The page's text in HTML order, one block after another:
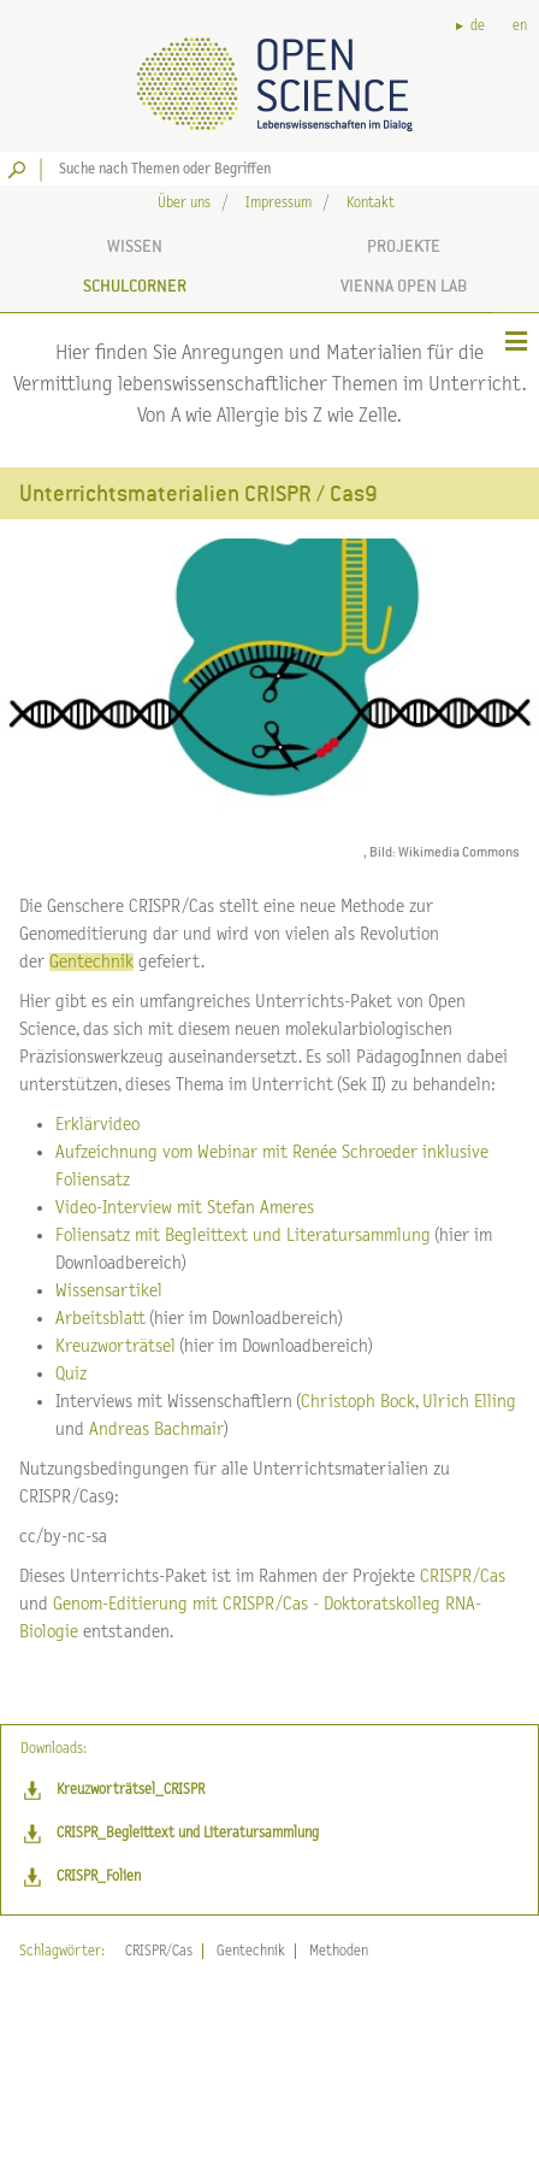
de en
Über uns Impressum Kontakt
WISSEN PROJEKTE
SCHULCORNER VIENNA OPEN LAB
Hier finden Sie Anregungen und Materialien für die
Vermittlung lebenswissenschaftlicher Themen im Unterricht.
Von A wie Allergie bis Z wie Zelle.
Unterrichtsmaterialien CRISPR / Cas9
, Bild: Wikimedia Commons
Die Genschere CRISPR/Cas stellt eine neue Methode zur
Genomeditierung dar und wird von vielen als Revolution
der Gentechnik gefeiert.
Hier gibt es ein umfangreiches Unterrichts-Paket von Open
Science, das sich mit diesem neuen molekularbiologischen
Präzisionswerkzeug auseinandersetzt. Es soll PädagogInnen dabei
unterstützen, dieses Thema im Unterricht (Sek II) zu behandeln:
Erklärvideo
Aufzeichnung vom Webinar mit Renée Schroeder inklusive
Foliensatz
Video-Interview mit Stefan Ameres
Foliensatz mit Begleittext und Literatursammlung (hier im
Downloadbereich)
Wissensartikel
Arbeitsblatt (hier im Downloadbereich)
Kreuzworträtsel (hier im Downloadbereich)
Quiz
Interviews mit Wissenschaftlern (Christoph Bock, Ulrich Elling
und Andreas Bachmair)
Nutzungsbedingungen für alle Unterrichtsmaterialien zu
CRISPR/Cas9:
cc/by-nc-sa
Dieses Unterrichts-Paket ist im Rahmen der Projekte CRISPR/Cas
und Genom-Editierung mit CRISPR/Cas - Doktoratskolleg RNA-
Biologie entstanden.
Downloads:
Kreuzworträtsel_CRISPR
CRISPR_Begleittext und Literatursammlung
CRISPR_Folien
Schlagwörter: CRISPR/Cas Gentechnik Methoden